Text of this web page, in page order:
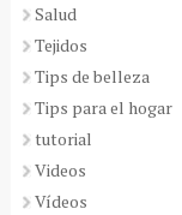
Salud
Tejidos
Tips de belleza
Tips para el hogar
tutorial
Videos
Vídeos